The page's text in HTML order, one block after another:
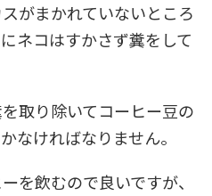
がまかれていないところ
ネコはすかさず糞をして
取り除いてコーヒー豆の
なければなりません。
を飲むので良いですが、